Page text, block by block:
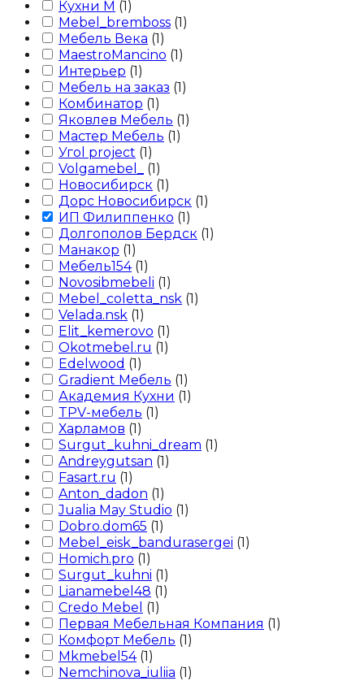
Кухни М (1)
Mebel_bremboss (1)
Мебель Века (1)
MaestroMancino (1)
Интерьер (1)
Мебель на заказ (1)
Комбинатор (1)
Яковлев Мебель (1)
Мастер Мебель (1)
Угоl project (1)
Volgamebel_
(1)
Новосибирск (1)
Дорс Новосибирск (1)
ИП Филиппенко (1)
Долгополов Бердск (1)
Манакор (1)
Мебель154 (1)
Novosibmebeli (1)
Mebel_coletta_nsk (1)
Velada.nsk (1)
Elit_kemerovo (1)
Okotmebel.ru (1)
Edelwood (1)
Gradient Мебель (1)
Академия Кухни (1)
TPV-мебель (1)
Харламов (1)
Surgut_kuhni_dream (1)
Andreygutsan (1)
Fasart.ru (1)
Anton_dadon (1)
Jualia May Studio (1)
Dobro.dom65 (1)
Mebel_eisk_bandurasergei (1)
Homich.pro (1)
Surgut_kuhni (1)
Lianamebel48 (1)
Credo Mebel (1)
Первая Мебельная Компания (1)
Комфорт Мебель (1)
Mkmebel54 (1)
Nemchinova_iuliia (1)